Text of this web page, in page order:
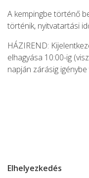
A kempingbe történő
történik, nyitvatartási
HÁZIREND:
elhagyása 10:00-ig
napján zárásig igénybe
Elhelyezkedés